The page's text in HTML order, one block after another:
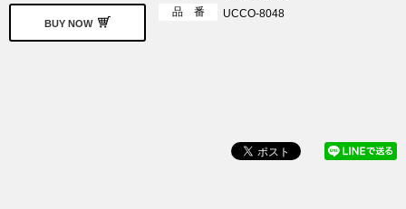
BUY NOW
品 番
UCCO-8048